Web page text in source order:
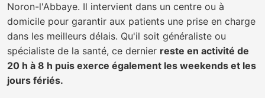
Noron-l'Abbaye. Il intervient dans un centre ou à
domicile pour garantir aux patients une prise en charge
dans les meilleurs délais. Qu'il soit généraliste ou
spécialiste de la santé, ce dernier reste en activité de
20 h à 8 h puis exerce également les weekends et les
jours fériés.